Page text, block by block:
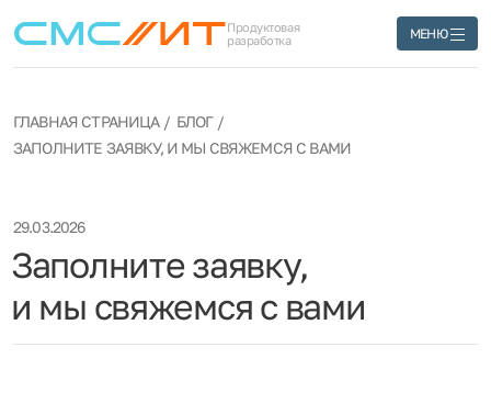
Продуктовая
разработка
МЕНЮ
ГЛАВНАЯ СТРАНИЦА
БЛОГ
ЗАПОЛНИТЕ ЗАЯВКУ, И МЫ СВЯЖЕМСЯ С ВАМИ
Заполните заявку,
и мы свяжемся с вами
29.03.2026